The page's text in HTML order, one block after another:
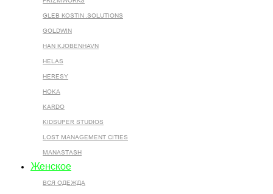
GLEB KOSTIN .SOLUTIONS
GOLDWIN
HAN KJOBENHAVN
HELAS
HERESY
HOKA
KARDO
KIDSUPER STUDIOS
LOST MANAGEMENT CITIES
MANASTASH
Женское
ВСЯ ОДЕЖДА